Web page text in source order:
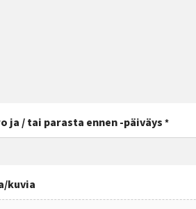
ja / tai parasta ennen -päiväys *
kuvia